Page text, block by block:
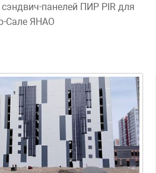
панелей ПИР PIR для
Сале ЯНАО